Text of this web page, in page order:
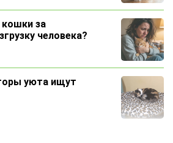
кошки за
человека?
уюта ищут